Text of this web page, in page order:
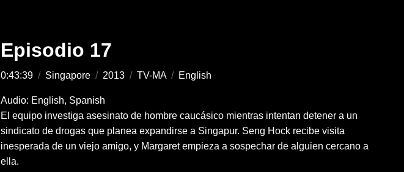
Episodio 17
0:43:39 / Singapore / 2013 / TV-MA / English
Audio: English, Spanish
El equipo investiga asesinato de hombre caucásico mientras intentan detener a un
sindicato de drogas que planea expandirse a Singapur. Seng Hock recibe visita
inesperada de un viejo amigo, y Margaret empieza a sospechar de alguien cercano a
ella.